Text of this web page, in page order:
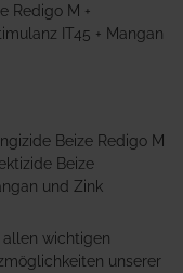
Redigo M +
IT45 + Mangan
Beize Redigo M
Beize
und Zink
allen wichtigen
unserer